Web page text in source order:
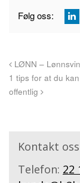
Følg oss:
e
d
LØNN –
1 tips for at du
offentlig
Kontakt oss
Telefon: 22